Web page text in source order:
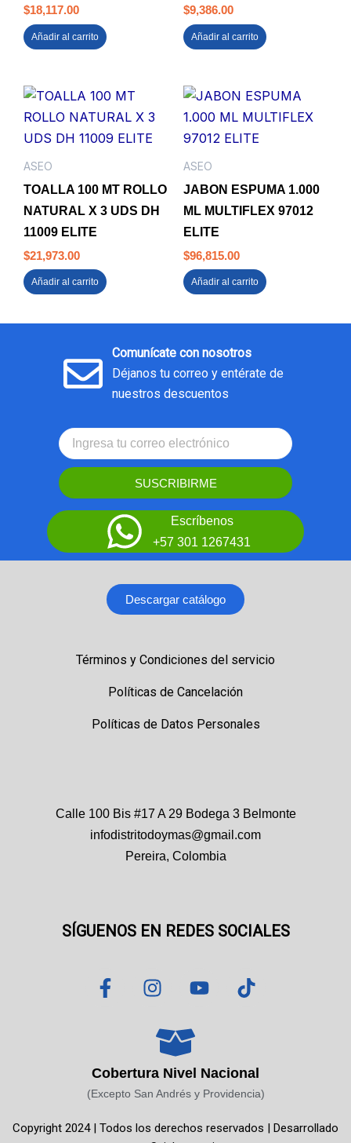
$18,117.00
Añadir al carrito
$9,386.00
Añadir al carrito
ASEO
TOALLA 100 MT ROLLO
NATURAL X 3 UDS DH
11009 ELITE
$21,973.00
Añadir al carrito
ASEO
JABON ESPUMA 1.000
ML MULTIFLEX 97012
ELITE
$96,815.00
Añadir al carrito
Comunícate con nosotros
Déjanos tu correo y entérate de
nuestros descuentos
SUSCRIBIRME
Escríbenos
+57 301 1267431
Descargar catálogo
Términos y Condiciones del servicio
Políticas de Cancelación
Políticas de Datos Personales
Calle 100 Bis #17 A 29 Bodega 3 Belmonte
infodistritodoymas@gmail.com
Pereira, Colombia
SÍGUENOS EN REDES SOCIALES
F
a
o
o
-
I
n
t
a
g
r
m
Y
o
b
e
T
i
k
Cobertura Nivel Nacional
(Excepto San Andrés y Providencia)
Copyright 2024 | Todos los derechos reservados | Desarrollado